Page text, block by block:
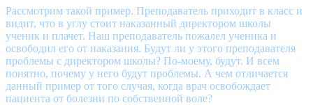
Рассмотрим такой пример. Преподаватель приходит в класс и
видит, что в углу стоит наказанный директором школы
ученик и плачет. Наш преподаватель пожалел ученика и
освободил его от наказания. Будут ли у этого преподавателя
проблемы с директором школы? По-моему, будут. И всем
понятно, почему у него будут проблемы. А чем отличается
данный пример от того случая, когда врач освобождает
пациента от болезни по собственной воле?